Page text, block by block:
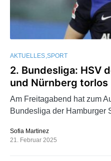
AKTUELLES SPORT
2. Bundesliga: HSV
und Nürnberg torlos
Am Freitagabend hat zum
Bundesliga der Hamburger
Sofia Martinez
21. Februar 2025